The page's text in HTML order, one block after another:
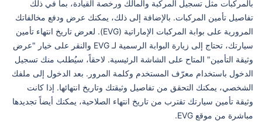
بالمركبات مثل تسجيل المركبة والمالك ورخصة القيادة، بما في ذلك
تفاصيل تأمين المركبات. بالإضافة إلى ذلك، يمكنك عرض ودفع مخالفاتك
المرورية على بوابة المركبات الإماراتية (EVG). لعرض تاريخ انتهاء تأمين
سيارتك، تحتاج إلى زيارة البوابة الرسمية لـ EVG والنقر على خيار "عرض
وثيقة التأمين" المتاح على الشاشة الرئيسية. لاحقاً، سيُطلب منك تسجيل
الدخول باستخدام معرّف المستخدم وكلمة المرور. بعد الدخول إلى ملفك
الشخصي، يمكنك التحقق من تفاصيل وثيقتك وتاريخ انتهائها. إذا كانت
وثيقة تأمين سيارتك تقترب من تاريخ انتهاء الصلاحية، يمكنك أيضاً تجديدها
مباشرة من موقع EVG.